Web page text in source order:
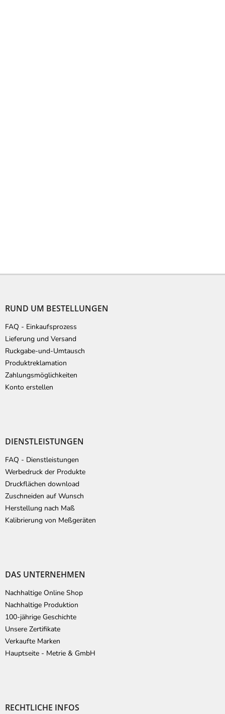
RUND UM BESTELLUNGEN
FAQ - Einkaufsprozess
Lieferung und Versand
Ruckgabe-und-Umtausch
Produktreklamation
Zahlungsmöglichkeiten
Konto erstellen
DIENSTLEISTUNGEN
FAQ - Dienstleistungen
Werbedruck der Produkte
Druckflächen download
Zuschneiden auf Wunsch
Herstellung nach Maß
Kalibrierung von Meßgeräten
DAS UNTERNEHMEN
Nachhaltige Online Shop
Nachhaltige Produktion
100-jährige Geschichte
Unsere Zertifikate
Verkaufte Marken
Hauptseite - Metrie & GmbH
RECHTLICHE INFOS